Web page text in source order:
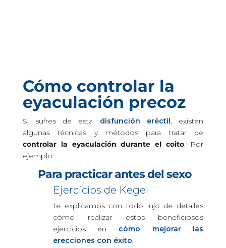
Cómo controlar la
eyaculación precoz
Si sufres de esta disfunción eréctil, existen
algunas técnicas y métodos para tratar de
controlar la eyaculación durante el coito. Por
ejemplo:
Para practicar antes del sexo
Ejercicios de Kegel
Te explicamos con todo lujo de detalles
cómo realizar estos beneficiosos
ejercicios en cómo mejorar las
erecciones con éxito.